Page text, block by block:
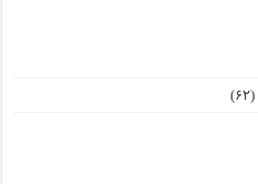
(۶۲)